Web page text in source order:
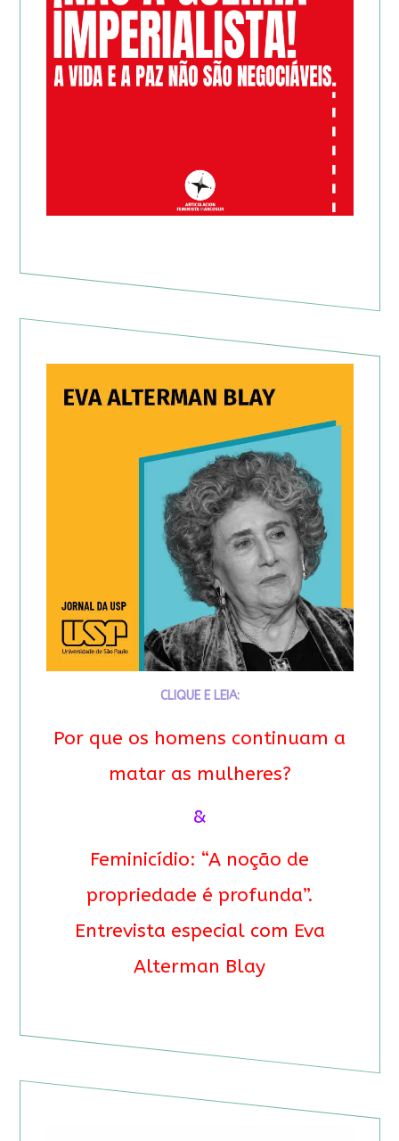
CLIQUE E LEIA:
Por que os homens continuam a
matar as mulheres?
&
Feminicídio: “A noção de
propriedade é profunda”.
Entrevista especial com Eva
Alterman Blay